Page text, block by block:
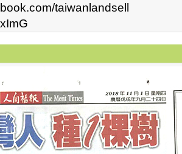
taiwanlandsell